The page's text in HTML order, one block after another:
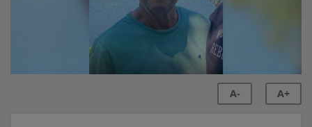
A- A+